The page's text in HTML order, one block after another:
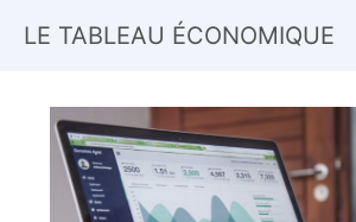
LE TABLEAU ÉCONOMIQUE